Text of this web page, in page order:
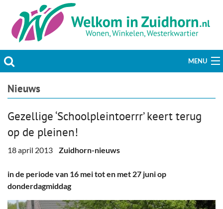
MENU
Actueel
Welzijn & Maatschappij
Bedrijven
Prikbord & Aanbiedingen
Plaats bericht
Nieuws
Gezellige ‘Schoolpleintoerrr’ keert terug
op de pleinen!
18 april 2013 Zuidhorn-nieuws
in de periode van 16 mei tot en met 27 juni op
donderdagmiddag